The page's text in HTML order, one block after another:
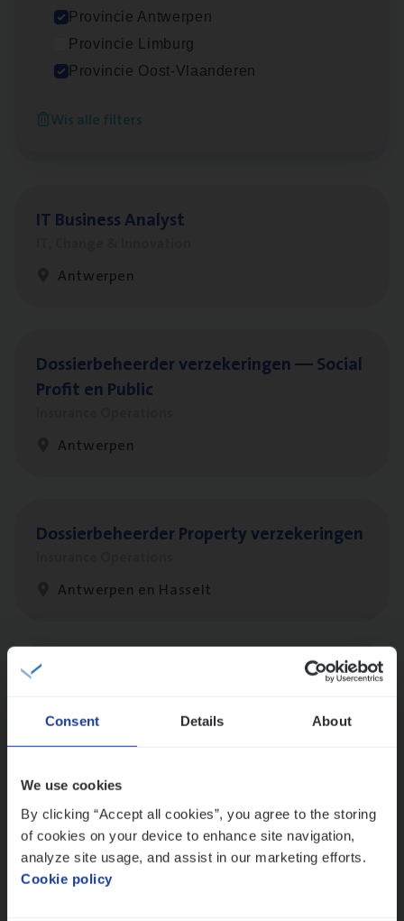
Consent Details About
We use cookies
By clicking “Accept all cookies”, you agree to the storing
of cookies on your device to enhance site navigation,
analyze site usage, and assist in our marketing efforts.
Cookie policy
Provincie Antwerpen
Provincie Limburg
Provincie Oost-Vlaanderen
Wis alle filters
Scha­de Expert Fleet
Antwerpen
ITBusi­ness Analyst
Antwerpen
Dos­sier­be­heer­der ver­ze­ke­rin­gen — Soci­al
Pro­fit en Public
Antwerpen
Dos­sier­be­heer­der Pro­per­ty verzekeringen
Antwerpen en Hasselt
Dos­sier­be­heer­der Onder­ne­min­gen Van­b­
Insurance Operations
Dos­sier­be­heer­der Gewaar­borgd Inkomen
Insurance Operations